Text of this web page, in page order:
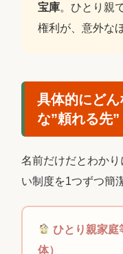
宝庫。ひとり親
権利が、意外な
具体的にど
な”頼れる先”
名前だけだとわか
い制度を1つずつ簡
ひとり親家庭
体）